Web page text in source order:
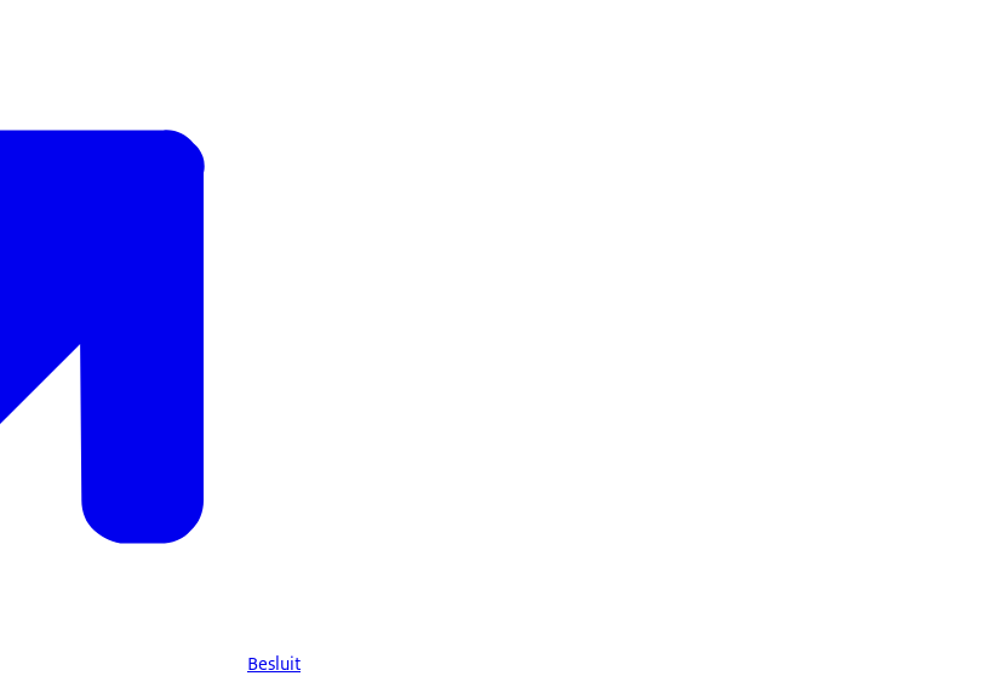
Besluit